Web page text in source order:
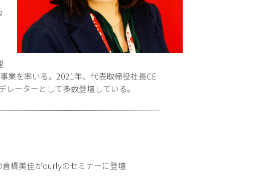
業を率いる。2021年、代表取締役社長CE
ーターとして多数登壇している。
橋美佳がourlyのセミナーに登壇